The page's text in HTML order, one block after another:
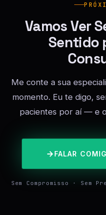
Vamos Ver
Sentido
Me conte a sua
momento. Eu te digo,
pacientes por aí — e
FALAR
Sem Compromisso · Sem